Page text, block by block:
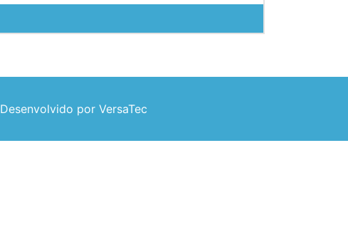
Desenvolvido por VersaTec